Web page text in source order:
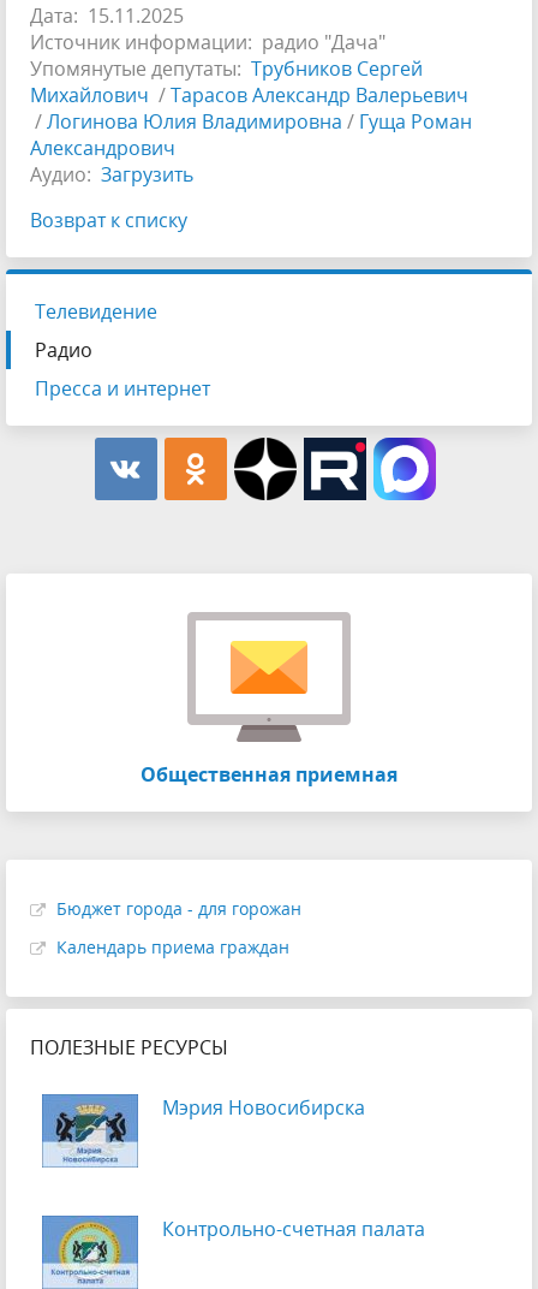
Дата: 15.11.2025
Источник информации: радио "Дача"
Упомянутые депутаты: Трубников Сергей
Михайлович /Тарасов Александр Валерьевич
/Логинова Юлия Владимировна / Гуща Роман
Александрович
Аудио: Загрузить
Возврат к списку
Телевидение
Радио
Пресса и интернет
Общественная приемная
Бюджет города - для горожан
Календарь приема граждан
ПОЛЕЗНЫЕ РЕСУРСЫ
Мэрия Новосибирска
Контрольно-счетная палата